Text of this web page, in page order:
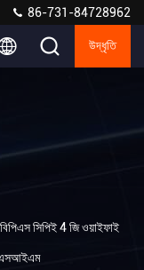
86-731-84728962
উদ্ধৃতি
সিপিই 4 জি ওয়াইফাই